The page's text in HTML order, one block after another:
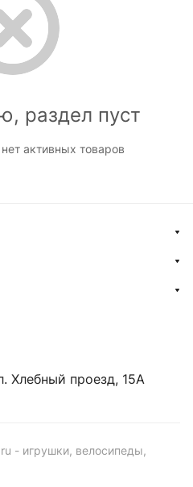
раздел пуст
активных товаров
Хлебный проезд, 15А
- игрушки, велосипеды,